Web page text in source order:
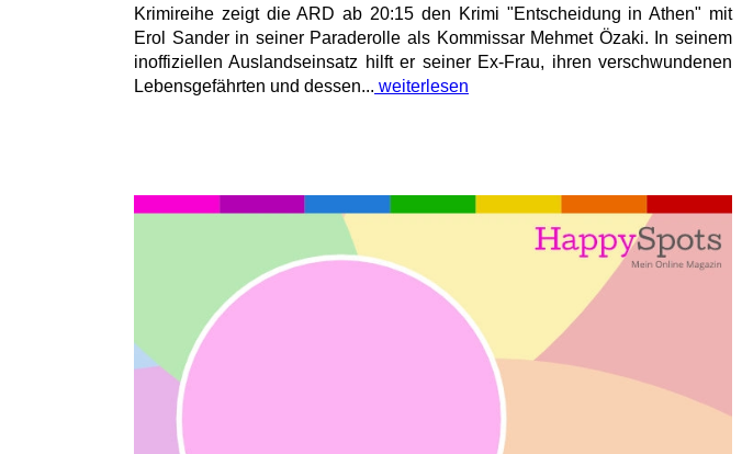
Krimireihe zeigt die ARD ab 20:15 den Krimi "Entscheidung in Athen" mit
Erol Sander in seiner Paraderolle als Kommissar Mehmet Özaki. In seinem
inoffiziellen Auslandseinsatz hilft er seiner Ex-Frau, ihren verschwundenen
Lebensgefährten und dessen... weiterlesen